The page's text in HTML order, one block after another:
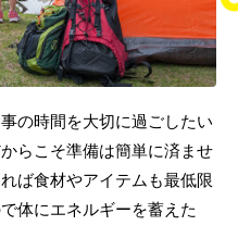
の時間を大切に過ごしたい
らこそ準備は簡単に済ませ
ば食材やアイテムも最低限
体にエネルギーを蓄えた